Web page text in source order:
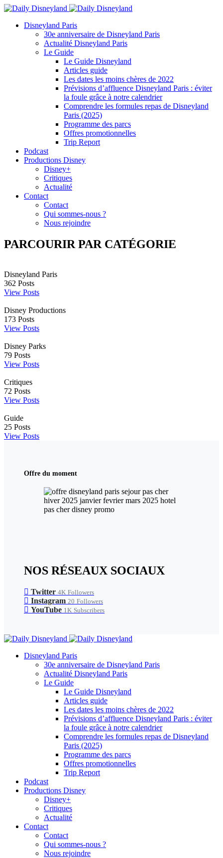
Disneyland Paris
30e anniversaire de Disneyland Paris
Actualité Disneyland Paris
Le Guide
Le Guide Disneyland
Articles guide
Les dates les moins chères de 2022
Prévisions d’affluence Disneyland Paris : éviter
la foule grâce à notre calendrier
Comprendre les formules repas de Disneyland
Paris (2025)
Programme des parcs
Offres promotionnelles
Trip Report
Podcast
Productions Disney
Disney+
Critiques
Actualité
Contact
Contact
Qui sommes-nous ?
Nous rejoindre
PARCOURIR PAR CATÉGORIE
Disneyland Paris
362 Posts
View Posts
Disney Productions
173 Posts
View Posts
Disney Parks
79 Posts
View Posts
Critiques
72 Posts
View Posts
Guide
25 Posts
View Posts
Offre du moment
NOS RÉSEAUX SOCIAUX
Twitter 4K Followers
Instagram 20 Followers
YouTube 1K Subscribers
Disneyland Paris
30e anniversaire de Disneyland Paris
Actualité Disneyland Paris
Le Guide
Le Guide Disneyland
Articles guide
Les dates les moins chères de 2022
Prévisions d’affluence Disneyland Paris : éviter
la foule grâce à notre calendrier
Comprendre les formules repas de Disneyland
Paris (2025)
Programme des parcs
Offres promotionnelles
Trip Report
Podcast
Productions Disney
Disney+
Critiques
Actualité
Contact
Contact
Qui sommes-nous ?
Nous rejoindre